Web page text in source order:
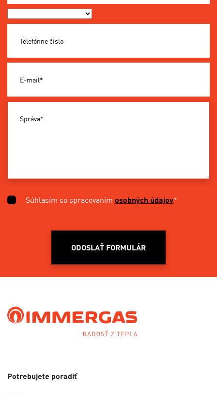
Okres*
Telefónne číslo
E-mail*
Správa*
Súhlasím so spracovaním osobných údajov*
ODOSLAŤ FORMULÁR
Potrebujete poradiť